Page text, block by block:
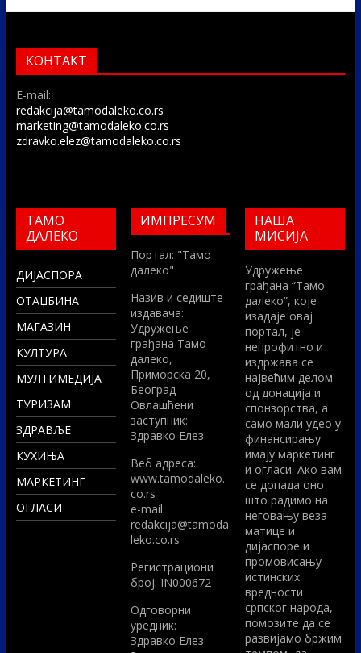
КОНТАКТ
E-mail:
redakcija@tamodaleko.co.rs
marketing@tamodaleko.co.rs
zdravko.elez@tamodaleko.co.rs
ТАМО
ДАЛЕКО
ДИЈАСПОРА
ОТАЏБИНА
МАГАЗИН
КУЛТУРА
МУЛТИМЕДИЈА
ТУРИЗАМ
ЗДРАВЉЕ
КУХИЊА
МАРКЕТИНГ
ОГЛАСИ
ИМПРЕСУМ
Портал: "Тамо
далеко"
Назив и седиште
издавача:
Удружење
грађана Тамо
далеко,
Приморска 20,
Београд
Овлашћени
заступник:
Здравко Елез
Вeб адреса:
www.tamodaleko.
co.rs
e-mail:
redakcija@tamoda
leko.co.rs
Регистрациони
број: IN000672
Одговорни
уредник:
Здравко Елез
НАША
МИСИЈА
Удружење
грађана “Тамо
далеко”, које
изадаје овај
портал, је
непрофитно и
издржава се
највећим делом
од донација и
спонзорства, а
само мали удео у
финансирању
имају маркетинг
и огласи. Ако вам
се допада оно
што радимо на
неговању веза
матице и
дијаспоре и
промовисању
истинских
вредности
српског народа,
помозите да се
развијамо бржим